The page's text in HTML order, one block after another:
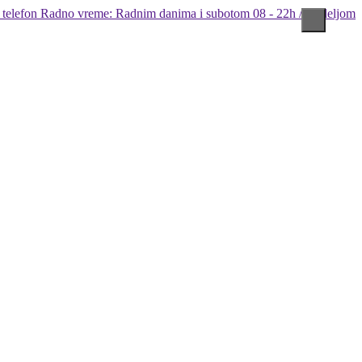
Radno vreme: Radnim danima i subotom 08 - 22h / Nedeljom